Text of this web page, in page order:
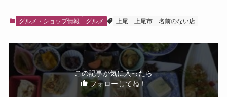
グルメ・ショップ情報 グルメ 上尾 上尾市 名前のない店
この記事が気に入ったら
フォローしてね！